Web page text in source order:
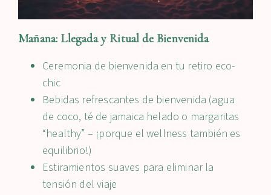
Mañana: Llegada y Ritual de Bienvenida
Ceremonia de bienvenida en tu retiro eco-
chic
Bebidas refrescantes de bienvenida (agua
de coco, té de jamaica helado o margaritas
“healthy” – ¡porque el wellness también es
equilibrio!)
Estiramientos suaves para eliminar la
tensión del viaje